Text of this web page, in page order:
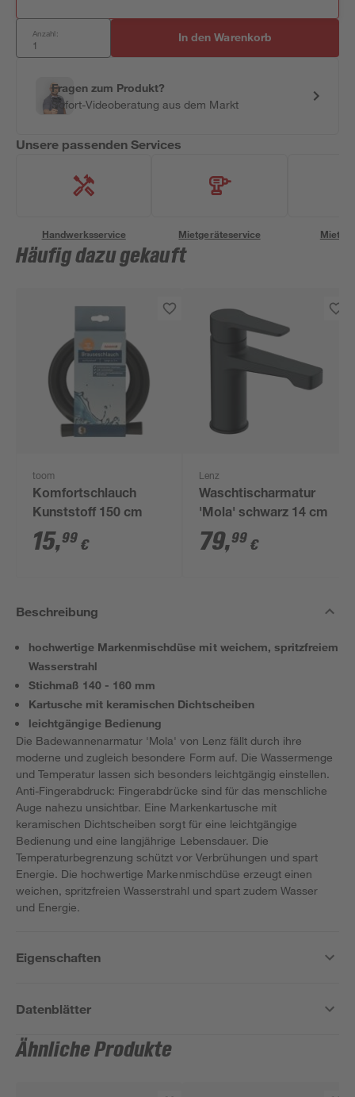
Anzahl: In den Warenkorb
Fragen zum Produkt?
Sofort-Videoberatung aus dem Markt
Unsere passenden Services
Handwerksservice Mietgeräteservice
Häufig dazu gekauft
toom
Komfortschlauch
Kunststoff 150 cm
15,99 €
Lenz
Waschtischarmatur
'Mola' schwarz 14 cm
79,99 €
Beschreibung
hochwertige Markenmischdüse mit weichem, spritzfreiem
Wasserstrahl
Stichmaß 140 - 160 mm
Kartusche mit keramischen Dichtscheiben
leichtgängige Bedienung
Die Badewannenarmatur 'Mola' von Lenz fällt durch ihre
moderne und zugleich besondere Form auf. Die Wassermenge
und Temperatur lassen sich besonders leichtgängig einstellen.
Anti-Fingerabdruck: Fingerabdrücke sind für das menschliche
Auge nahezu unsichtbar. Eine Markenkartusche mit
keramischen Dichtscheiben sorgt für eine leichtgängige
Bedienung und eine langjährige Lebensdauer. Die
Temperaturbegrenzung schützt vor Verbrühungen und spart
Energie. Die hochwertige Markenmischdüse erzeugt einen
weichen, spritzfreien Wasserstrahl und spart zudem Wasser
und Energie.
Eigenschaften
Datenblätter
Ähnliche Produkte